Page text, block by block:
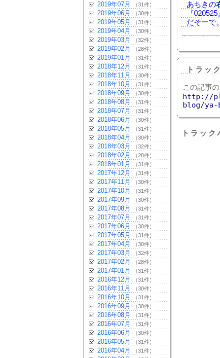
2019年07月 （31件）
2019年06月 （30件）
2019年05月 （31件）
2019年04月 （30件）
2019年03月 （32件）
2019年02月 （28件）
2019年01月 （31件）
2018年12月 （31件）
2018年11月 （30件）
2018年10月 （31件）
2018年09月 （30件）
2018年08月 （31件）
2018年07月 （31件）
2018年06月 （30件）
2018年05月 （31件）
2018年04月 （30件）
2018年03月 （32件）
2018年02月 （28件）
2018年01月 （31件）
2017年12月 （31件）
2017年11月 （30件）
2017年10月 （31件）
2017年09月 （30件）
2017年08月 （31件）
2017年07月 （31件）
2017年06月 （30件）
2017年05月 （31件）
2017年04月 （30件）
2017年03月 （32件）
2017年02月 （28件）
2017年01月 （31件）
2016年12月 （31件）
2016年11月 （30件）
2016年10月 （31件）
2016年09月 （30件）
2016年08月 （31件）
2016年07月 （31件）
2016年06月 （30件）
2016年05月 （31件）
2016年04月 （31件）
あちきの
『020525
だそーで
トラッ
この記事
http://
blog/
トラッ